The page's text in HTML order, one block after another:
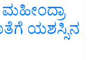
ಯಶಸ್ಸಿನ